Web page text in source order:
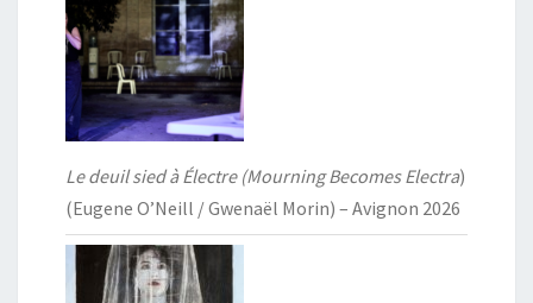
Le deuil sied à Électre (Mourning Becomes Electra)
(Eugene O’Neill / Gwenaël Morin) – Avignon 2026